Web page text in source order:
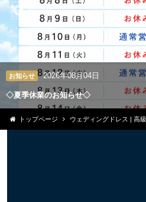
お知らせ 2026年08月04日
◇夏季休業のお知らせ◇
<
トップページ ウェディングドレス | 高